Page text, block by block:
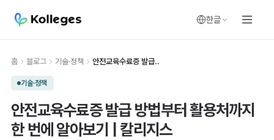
한글
홈 블로그 기술·정책 안전교육수료증 발급..
기술·정책
안전교육수료증 발급 방법부터 활용처까지
한 번에 알아보기 | 칼리지스